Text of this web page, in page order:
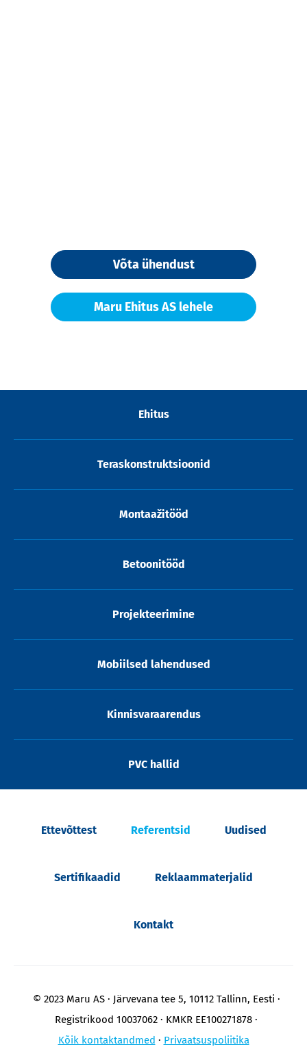
Võta ühendust
Maru Ehitus AS lehele
Ehitus
Teraskonstruktsioonid
Montaažitööd
Betoonitööd
Projekteerimine
Mobiilsed lahendused
Kinnisvaraarendus
PVC hallid
Ettevõttest Referentsid Uudised
Sertifikaadid Reklaammaterjalid
Kontakt
© 2023 Maru AS
Järvevana tee 5, 10112 Tallinn, Eesti
Registrikood 10037062
KMKR EE100271878
Kõik kontaktandmed
Privaatsuspoliitika